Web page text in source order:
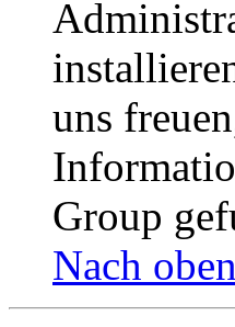
uns
Group
Nach oben